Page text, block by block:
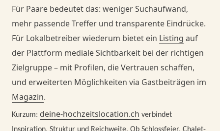
Für Paare bedeutet das: weniger Suchaufwand,
mehr passende Treffer und transparente Eindrücke.
Für Lokalbetreiber wiederum bietet ein Listing auf
der Plattform mediale Sichtbarkeit bei der richtigen
Zielgruppe – mit Profilen, die Vertrauen schaffen,
und erweiterten Möglichkeiten via Gastbeiträgen im
Magazin.
Kurzum: deine-hochzeitslocation.ch verbindet